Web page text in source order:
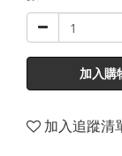
加入購
加入追蹤清